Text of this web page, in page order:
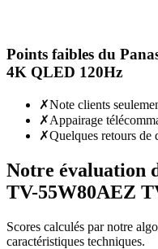
Points faibles du
4K QLED 120Hz
✗Note clients
✗Appairage
✗Quelques retours de
Notre évaluation
TV-55W80AEZ
Scores calculés par notre
caractéristiques techniques.